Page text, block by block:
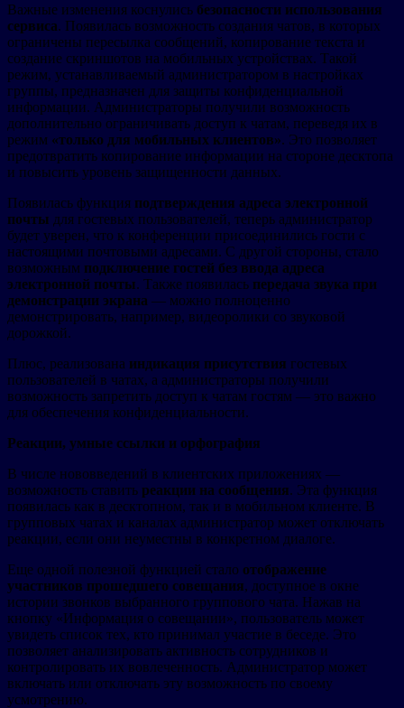
Важные изменения коснулись безопасности использования
сервиса. Появилась возможность создания чатов, в которых
ограничены пересылка сообщений, копирование текста и
создание скриншотов на мобильных устройствах. Такой
режим, устанавливаемый администратором в настройках
группы, предназначен для защиты конфиденциальной
информации. Администраторы получили возможность
дополнительно ограничивать доступ к чатам, переведя их в
режим «только для мобильных клиентов». Это позволяет
предотвратить копирование информации на стороне десктопа
и повысить уровень защищенности данных.
Появилась функция подтверждения адреса электронной
почты для гостевых пользователей, теперь администратор
будет уверен, что к конференции присоединились гости с
настоящими почтовыми адресами. С другой стороны, стало
возможным подключение гостей без ввода адреса
электронной почты. Также появилась передача звука при
демонстрации экрана — можно полноценно
демонстрировать, например, видеоролики со звуковой
дорожкой.
Плюс, реализована индикация присутствия гостевых
пользователей в чатах, а администраторы получили
возможность запретить доступ к чатам гостям — это важно
для обеспечения конфиденциальности.
Реакции, умные ссылки и орфография
В числе нововведений в клиентских приложениях —
возможность ставить реакции на сообщения. Эта функция
появилась как в десктопном, так и в мобильном клиенте. В
групповых чатах и каналах администратор может отключать
реакции, если они неуместны в конкретном диалоге.
Еще одной полезной функцией стало отображение
участников прошедшего совещания, доступное в окне
истории звонков выбранного группового чата. Нажав на
кнопку «Информация о совещании», пользователь может
увидеть список тех, кто принимал участие в беседе. Это
позволяет анализировать активность сотрудников и
контролировать их вовлеченность. Администратор может
включать или отключать эту возможность по своему
усмотрению.